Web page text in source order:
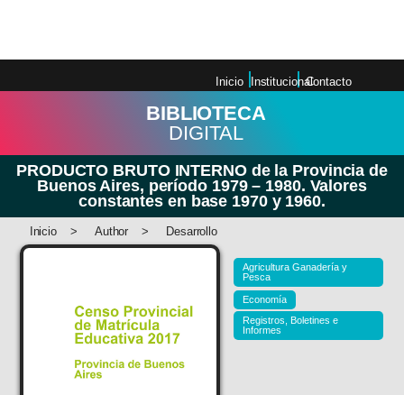
Inicio InstitucionalContacto
BIBLIOTECA
DIGITAL
PRODUCTO BRUTO INTERNO de la Provincia de
Buenos Aires, período 1979 – 1980. Valores
constantes en base 1970 y 1960.
Inicio > Author > Desarrollo
Agricultura Ganadería y
Pesca
Economía
Registros, Boletines e
Informes